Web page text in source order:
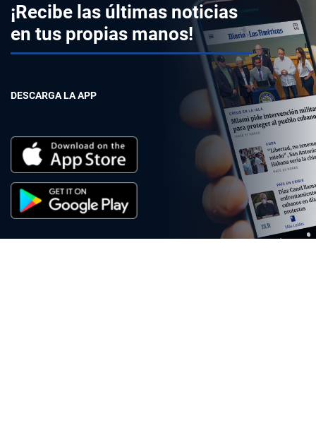
¡Recibe las últimas noticias
en tus propias manos!
DESCARGA LA APP